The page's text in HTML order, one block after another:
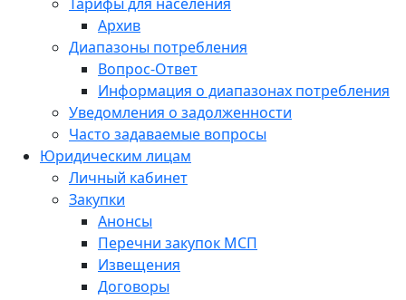
Архив
Диапазоны потребления
Вопрос-Ответ
Информация о диапазонах потребления
Уведомления о задолженности
Часто задаваемые вопросы
Юридическим лицам
Личный кабинет
Закупки
Анонсы
Перечни закупок МСП
Извещения
Договоры